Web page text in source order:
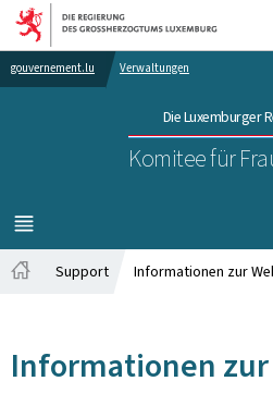
Zur Zum Inhalt
gouvernement.lu Verwaltungen
Die Luxemburger
Komitee für
MENÜ
HAUPT-
Support Informationen zur
Informationen